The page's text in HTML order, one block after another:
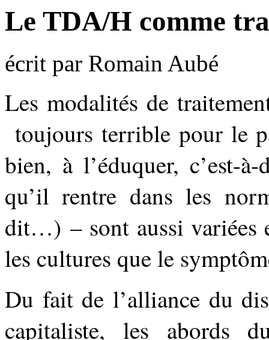
Le TDA/H comme
écrit par Romain Aubé
Les modalités de
toujours terrible pour le
bien, à l’éduquer, c’est-
qu’il rentre dans les
dit…) – sont aussi variées
les cultures que le
Du fait de l’alliance du
capitaliste, les abords